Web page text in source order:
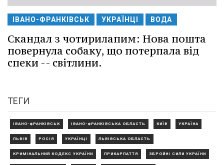
ІВАНО-ФРАНКІВСЬК УКРАЇНЦІ ВОДА
Скандал з чотирилапим: Нова пошта
повернула собаку, що потерпала від
спеки -- світлини.
ТЕГИ
ІВАНО-ФРАНКІВСЬК ІВАНО-ФРАНКІВСЬКА ОБЛАСТЬ КИЇВ УКРАЇНА
ЛЬВІВ РОСІЯ УКРАЇНЦІ ЛЬВІВСЬКА ОБЛАСТЬ
КРИМІНАЛЬНИЙ КОДЕКС УКРАЇНИ ПРИКАРПАТТЯ ЗБРОЙНІ СИЛИ УКРАЇНИ